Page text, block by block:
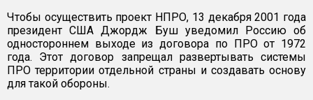
Чтобы осуществить проект НПРО, 13 декабря 2001 года
президент США Джордж Буш уведомил Россию об
одностороннем выходе из договора по ПРО от 1972
года. Этот договор запрещал развертывать системы
ПРО территории отдельной страны и создавать основу
для такой обороны.